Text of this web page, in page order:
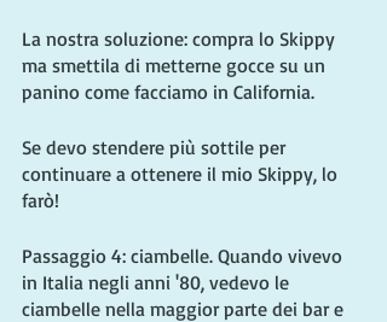
La nostra soluzione: compra lo Skippy
ma smettila di metterne gocce su un
panino come facciamo in California.
Se devo stendere più sottile per
continuare a ottenere il mio Skippy, lo
farò!
Passaggio 4: ciambelle. Quando vivevo
in Italia negli anni '80, vedevo le
ciambelle nella maggior parte dei bar e